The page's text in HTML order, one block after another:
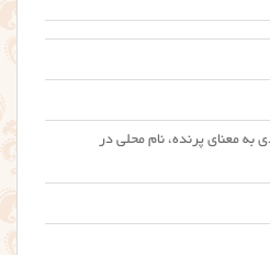
به معنای پرنده، نام محلی در